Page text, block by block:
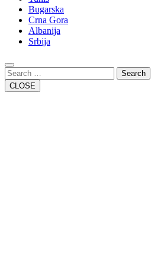
Bugarska
Crna Gora
Albanija
Srbija
Close
Button
Search
CLOSE